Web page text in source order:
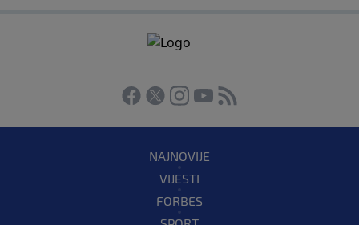
NAJNOVIJE
VIJESTI
FORBES